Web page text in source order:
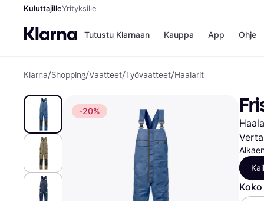
KuluttajilleYrityksille
Tutustu Klarnaan Kauppa
Gigantti
H&M
Peten
Wolt
App Ohje
Klarna/Shopping/Vaatteet/Työvaatteet/Haalarit
-20%